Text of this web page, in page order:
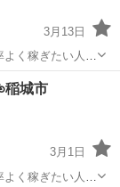
3月13日
稲城市
3月1日